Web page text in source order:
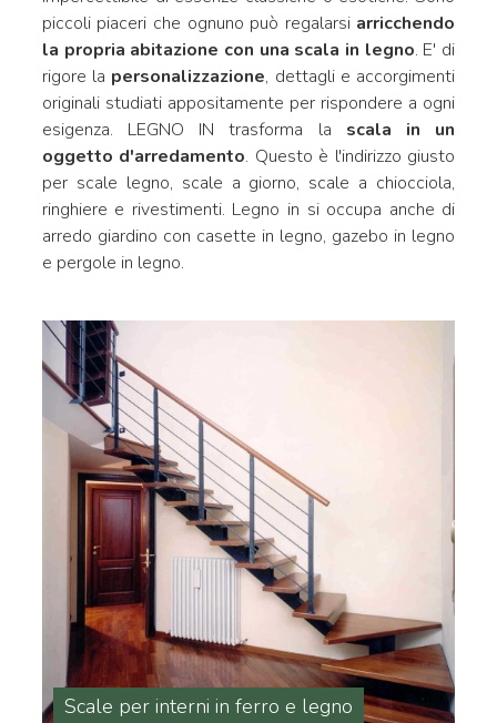
piccoli piaceri che ognuno può regalarsiarricchendo
la propria abitazione con una scala in legno. E' di
rigore la personalizzazione, dettagli e accorgimenti
originali studiati appositamente per rispondere a ogni
esigenza. LEGNO IN trasforma la scala in un
oggetto d'arredamento. Questo è l'indirizzo giusto
per scale legno, scale a giorno, scale a chiocciola,
ringhiere e rivestimenti. Legno in si occupa anche di
arredo giardino con casette in legno, gazebo in legno
e pergole in legno.
Scale per interni in ferro e legno